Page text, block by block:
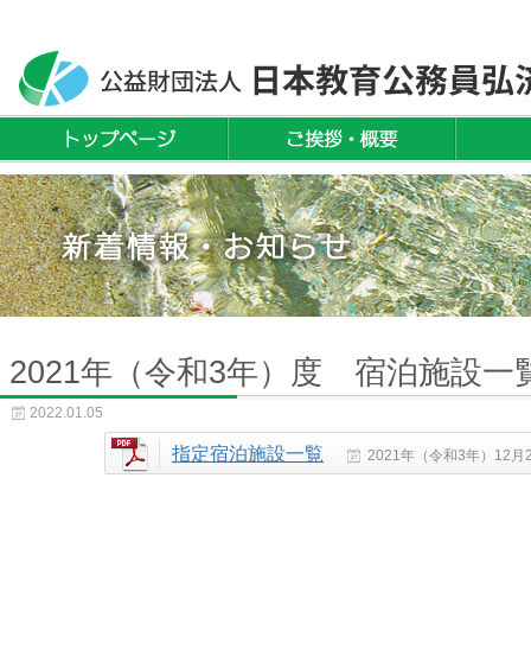
2021年（令和3年）度 宿泊施設一
2022.01.05
指定宿泊施設一覧 2021年（令和3年）12月